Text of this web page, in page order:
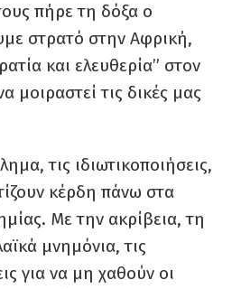
πήρε τη δόξα ο
στρατό στην Αφρική,
και ελευθερία” στον
μοιραστεί τις δικές μας
τις ιδιωτικοποιήσεις,
κέρδη πάνω στα
Με την ακρίβεια, τη
μνημόνια, τις
για να μη χαθούν οι